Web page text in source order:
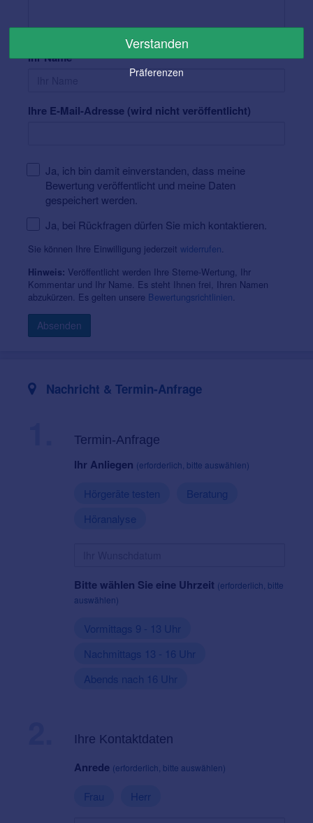
Ihr Name
Ihre E-Mail-Adresse (wird nicht veröffentlicht)
Ja, ich bin damit einverstanden, dass meine
Bewertung veröffentlicht und meine Daten
gespeichert werden.
Ja, bei Rückfragen dürfen Sie mich kontaktieren.
Sie können Ihre Einwilligung jederzeit widerrufen.
Hinweis: Veröffentlicht werden Ihre Sterne-Wertung, Ihr
Kommentar und Ihr Name. Es steht Ihnen frei, Ihren Namen
abzukürzen. Es gelten unsere Bewertungsrichtlinien.
Absenden
Nachricht & Termin-Anfrage
Termin-Anfrage
Ihr Anliegen (erforderlich, bitte auswählen)
Hörgeräte testen
Beratung
Höranalyse
Bitte wählen Sie eine Uhrzeit (erforderlich, bitte
auswählen)
Vormittags 9 - 13 Uhr
Nachmittags 13 - 16 Uhr
Abends nach 16 Uhr
Ihre Kontaktdaten
Anrede (erforderlich, bitte auswählen)
Frau Herr
Verstanden
Präferenzen